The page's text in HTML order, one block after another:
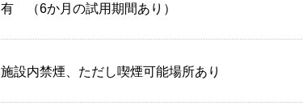
有 （6か月の試用期間あり）
施設内禁煙、ただし喫煙可能場所あり